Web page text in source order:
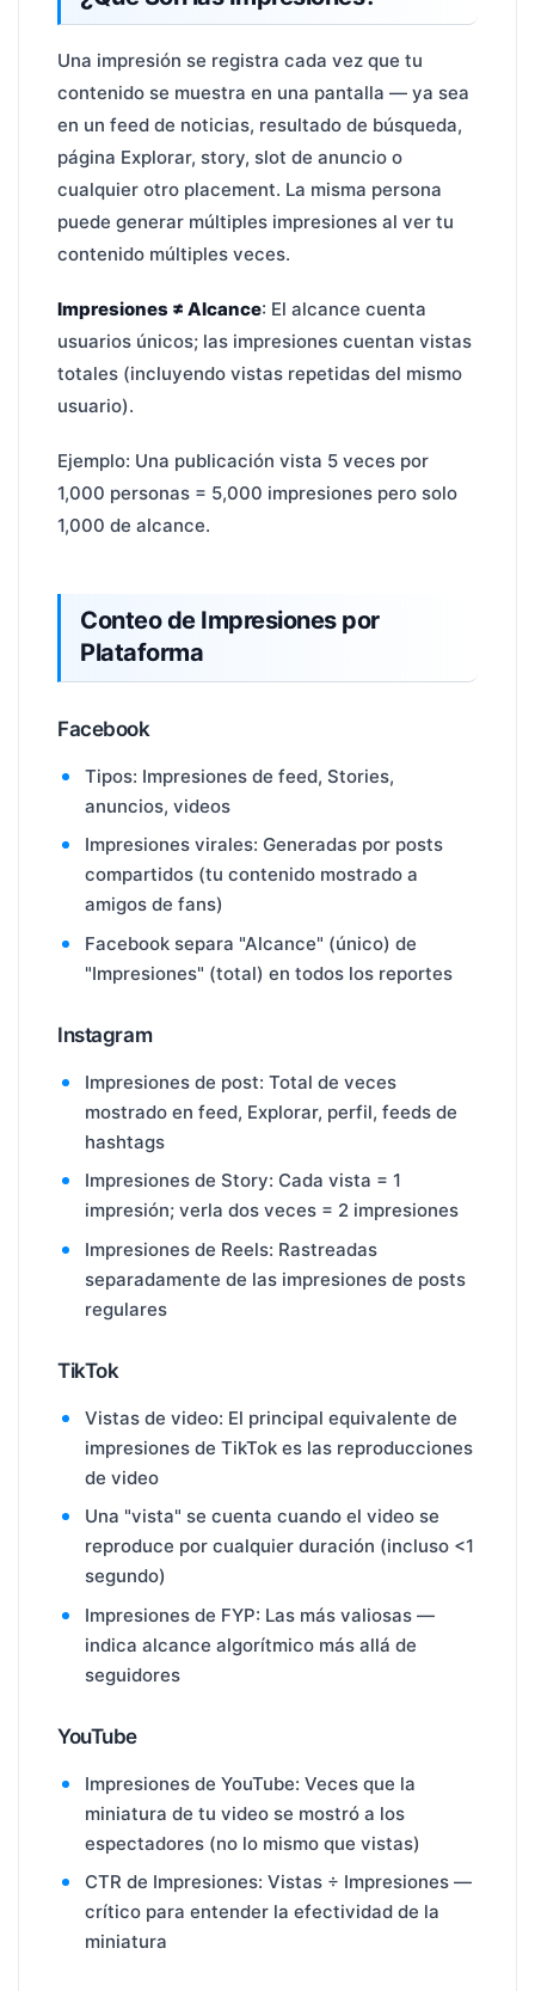
Una impresión se registra cada vez que tu
contenido se muestra en una pantalla — ya sea
en un feed de noticias, resultado de búsqueda,
página Explorar, story, slot de anuncio o
cualquier otro placement. La misma persona
puede generar múltiples impresiones al ver tu
contenido múltiples veces.
Impresiones ≠ Alcance: El alcance cuenta
usuarios únicos; las impresiones cuentan vistas
totales (incluyendo vistas repetidas del mismo
usuario).
Ejemplo: Una publicación vista 5 veces por
1,000 personas = 5,000 impresiones pero solo
1,000 de alcance.
Conteo de Impresiones por
Plataforma
Facebook
Tipos: Impresiones de feed, Stories,
anuncios, videos
Impresiones virales: Generadas por posts
compartidos (tu contenido mostrado a
amigos de fans)
Facebook separa "Alcance" (único) de
"Impresiones" (total) en todos los reportes
Instagram
Impresiones de post: Total de veces
mostrado en feed, Explorar, perfil, feeds de
hashtags
Impresiones de Story: Cada vista = 1
impresión; verla dos veces = 2 impresiones
Impresiones de Reels: Rastreadas
separadamente de las impresiones de posts
regulares
TikTok
Vistas de video: El principal equivalente de
impresiones de TikTok es las reproducciones
de video
Una "vista" se cuenta cuando el video se
reproduce por cualquier duración (incluso <1
segundo)
Impresiones de FYP: Las más valiosas —
indica alcance algorítmico más allá de
seguidores
YouTube
Impresiones de YouTube: Veces que la
miniatura de tu video se mostró a los
espectadores (no lo mismo que vistas)
CTR de Impresiones: Vistas ÷ Impresiones —
crítico para entender la efectividad de la
miniatura